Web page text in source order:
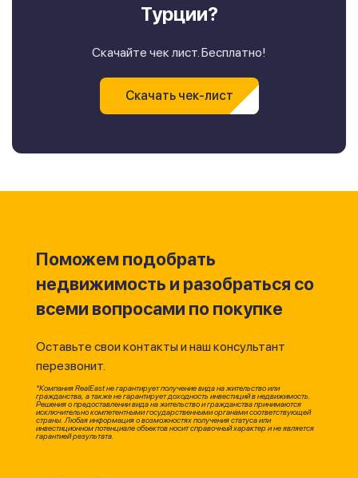
Турции?
Скачайте чек лист. Бесплатно!
Скачать чек-лист
Поможем подобрать
недвижимость и разобраться со
всеми вопросами по покупке
Оставьте свои контакты и наш консультант
перезвонит.
*Компания RealEast не гарантирует получение вида на жительство или
гражданства, а также не гарантирует доходность инвестиций в недвижимость.
Решения о предоставлении вида на жительство и гражданства принимаются
исключительно компетентными государственными органами соответствующей
страны. Любая информация о возможностях получения статуса или
инвестиционном потенциале объектов носит справочный характер и не является
гарантией результата.